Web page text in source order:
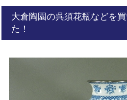
大倉陶園の呉須花瓶などを
た！